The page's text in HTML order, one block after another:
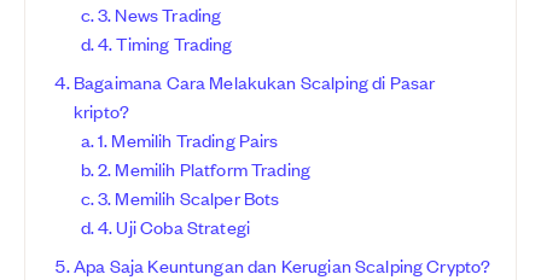
3. News Trading
4. Timing Trading
Bagaimana Cara Melakukan Scalping di Pasar
kripto?
1. Memilih Trading Pairs
2. Memilih Platform Trading
3. Memilih Scalper Bots
4. Uji Coba Strategi
Apa Saja Keuntungan dan Kerugian Scalping Crypto?